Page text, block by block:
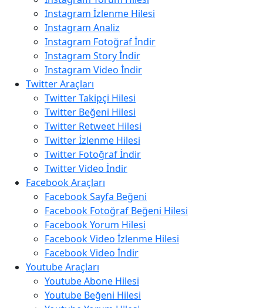
Instagram İzlenme Hilesi
Instagram Analiz
Instagram Fotoğraf İndir
Instagram Story İndir
Instagram Video İndir
Twitter Araçları
Twitter Takipçi Hilesi
Twitter Beğeni Hilesi
Twitter Retweet Hilesi
Twitter İzlenme Hilesi
Twitter Fotoğraf İndir
Twitter Video İndir
Facebook Araçları
Facebook Sayfa Beğeni
Facebook Fotoğraf Beğeni Hilesi
Facebook Yorum Hilesi
Facebook Video İzlenme Hilesi
Facebook Video İndir
Youtube Araçları
Youtube Abone Hilesi
Youtube Beğeni Hilesi